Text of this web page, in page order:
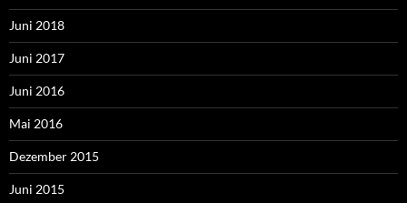
Juni 2018
Juni 2017
Juni 2016
Mai 2016
Dezember 2015
Juni 2015